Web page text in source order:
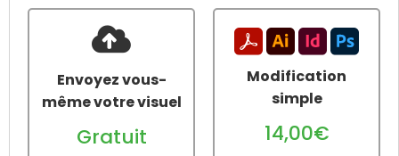
Envoyez vous-
même votre visuel
Gratuit
Modification
simple
14,00€